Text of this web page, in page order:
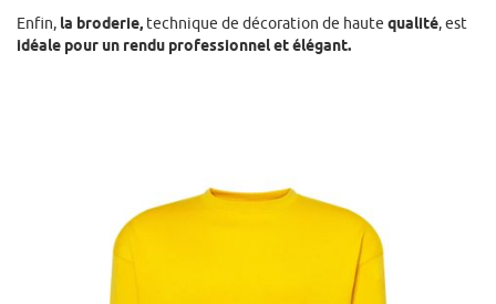
Enfin, la broderie, technique de décoration de haute qualité, est
idéale pour un rendu professionnel et élégant.